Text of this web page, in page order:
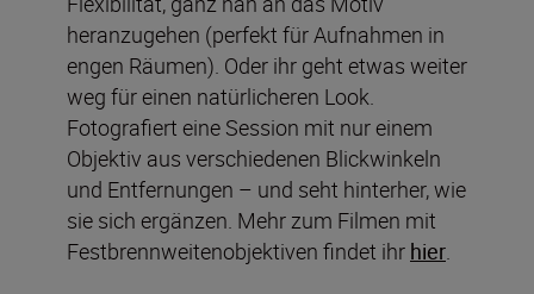
heranzugehen (perfekt für Aufnahmen in
engen Räumen). Oder ihr geht etwas weiter
weg für einen natürlicheren Look.
Fotografiert eine Session mit nur einem
Objektiv aus verschiedenen Blickwinkeln
und Entfernungen – und seht hinterher, wie
sie sich ergänzen. Mehr zum Filmen mit
Festbrennweitenobjektiven findet ihr hier.